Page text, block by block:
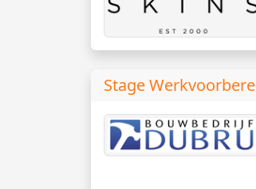
Stage